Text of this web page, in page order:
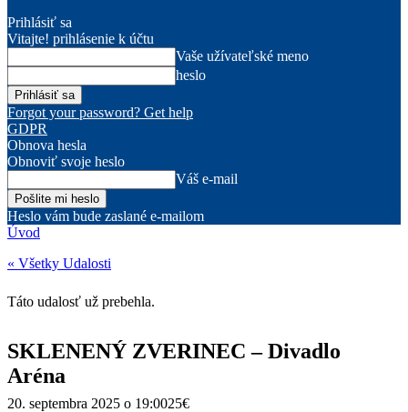
Prihlásiť sa
Vitajte! prihlásenie k účtu
Vaše užívateľské meno
heslo
Forgot your password? Get help
GDPR
Obnova hesla
Obnoviť svoje heslo
Váš e-mail
Heslo vám bude zaslané e-mailom
Úvod
« Všetky Udalosti
Táto udalosť už prebehla.
SKLENENÝ ZVERINEC – Divadlo
Aréna
20. septembra 2025 o 19:0025€